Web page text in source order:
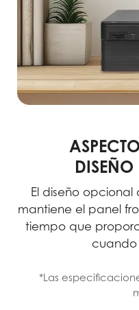
El diseño
mantiene el panel
tiempo que
cuando
*Las